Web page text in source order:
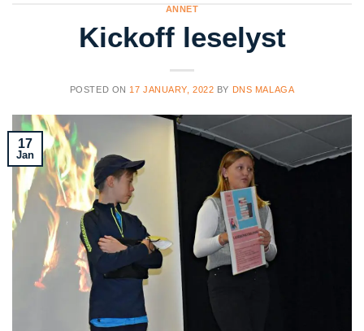
ANNET
Kickoff leselyst
POSTED ON 17 JANUARY, 2022 BY DNS MALAGA
17
Jan